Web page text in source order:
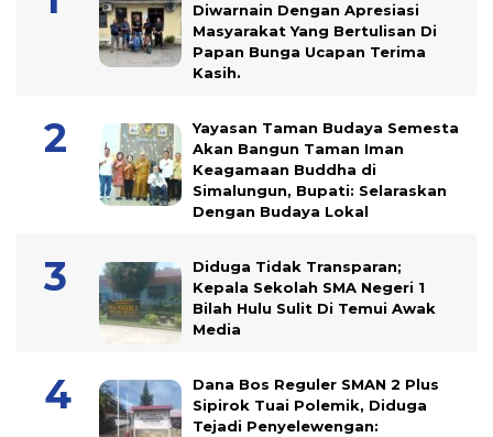
Diwarnain Dengan Apresiasi
Masyarakat Yang Bertulisan Di
Papan Bunga Ucapan Terima
Kasih.
Yayasan Taman Budaya Semesta
Akan Bangun Taman Iman
Keagamaan Buddha di
Simalungun, Bupati: Selaraskan
Dengan Budaya Lokal
Diduga Tidak Transparan;
Kepala Sekolah SMA Negeri 1
Bilah Hulu Sulit Di Temui Awak
Media
Dana Bos Reguler SMAN 2 Plus
Sipirok Tuai Polemik, Diduga
Tejadi Penyelewengan: